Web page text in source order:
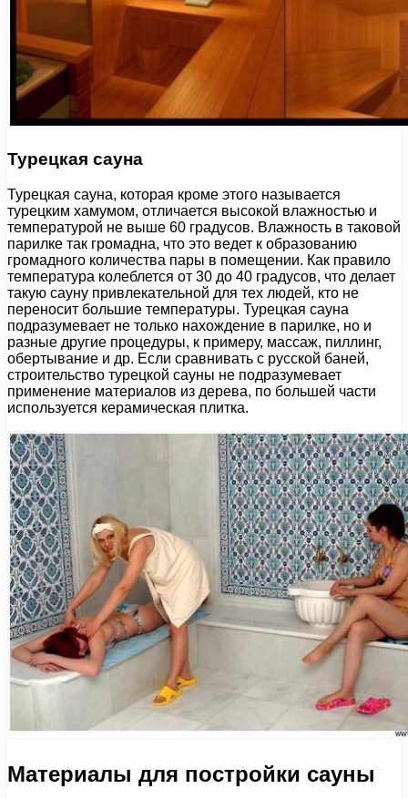
Турецкая сауна
Турецкая сауна, которая кроме этого называется
турецким хамумом, отличается высокой влажностью и
температурой не выше 60 градусов. Влажность в таковой
парилке так громадна, что это ведет к образованию
громадного количества пары в помещении. Как правило
температура колеблется от 30 до 40 градусов, что делает
такую сауну привлекательной для тех людей, кто не
переносит большие температуры. Турецкая сауна
подразумевает не только нахождение в парилке, но и
разные другие процедуры, к примеру, массаж, пиллинг,
обертывание и др. Если сравнивать с русской баней,
строительство турецкой сауны не подразумевает
применение материалов из дерева, по большей части
используется керамическая плитка.
Материалы для постройки сауны